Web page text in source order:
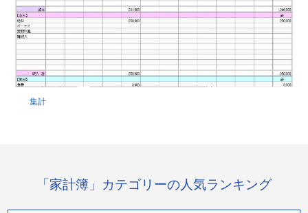
集計
「家計簿」カテゴリーの人気ランキング